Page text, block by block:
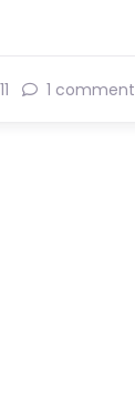
1 comment